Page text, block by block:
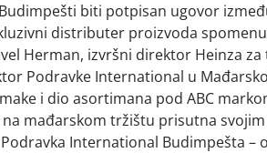
biti potpisan ugovor
distributer proizvoda
Herman, izvršni direktor Heinza
Podravke International u
i dio asortimana pod ABC
na mađarskom tržištu prisutna
International Budimpešta –